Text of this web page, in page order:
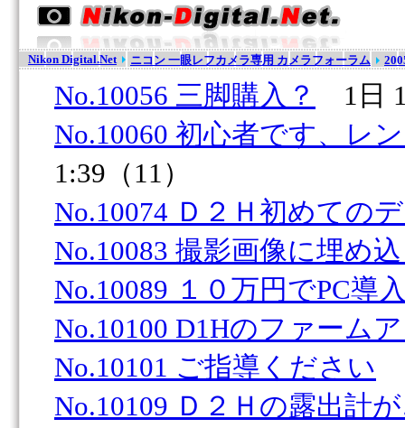
Nikon Digital.Net ニコン 一眼レフカメラ専用 カメラフォーラム
No.10056 三脚購入？
1日
No.10060 初心者です、レ
1:39（11）
No.10074 Ｄ２Ｈ初めての
No.10083 撮影画像に埋め
No.10089 １０万円でPC導
No.10100 D1Hのファーム
No.10101 ご指導ください
No.10109 Ｄ２Ｈの露出計